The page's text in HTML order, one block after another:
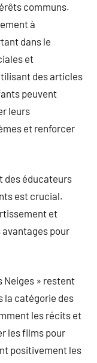
communs.
à
dans le
et
des articles
peuvent
leurs
et renforcer
des éducateurs
est crucial.
et
pour
Neiges » restent
la catégorie des
les récits et
les films pour
positivement les